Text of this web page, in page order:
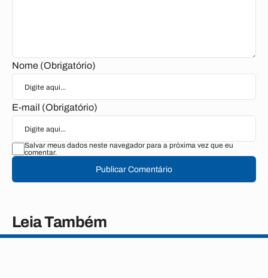
Nome (Obrigatório)
E-mail (Obrigatório)
Salvar meus dados neste navegador para a próxima vez que eu
comentar.
Publicar Comentário
Leia Também